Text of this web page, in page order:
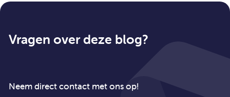
Vragen over deze blog?
Neem direct contact met ons op!